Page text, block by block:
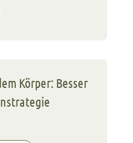
Körper: Besser